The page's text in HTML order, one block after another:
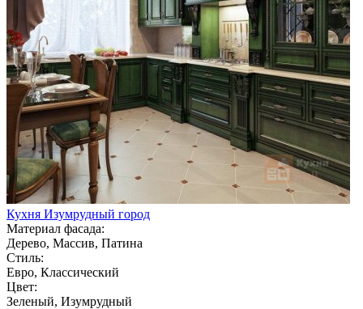
Кухня Изумрудный город
Материал фасада:
Дерево, Массив, Патина
Стиль:
Евро, Классический
Цвет:
Зеленый, Изумрудный